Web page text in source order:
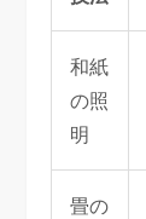
和紙
の照
明
畳の